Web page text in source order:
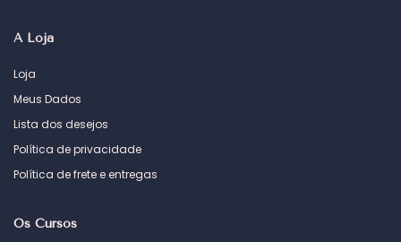
A Loja
Loja
Meus Dados
Lista dos desejos
Política de privacidade
Política de frete e entregas
Os Cursos